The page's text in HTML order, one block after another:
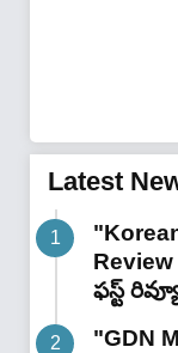
Latest
ఫస్ట్
"GDN